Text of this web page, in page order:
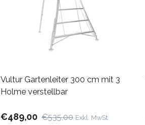
Vultur Gartenleiter 300 cm mit 3
Holme verstellbar
€489,00 €535,00 Exkl. MwSt